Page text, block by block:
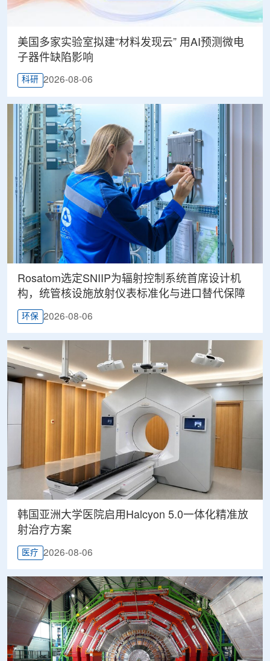
美国多家实验室拟建“材料发现云” 用AI预测微电
子器件缺陷影响
科研 2026-08-06
Rosatom选定SNIIP为辐射控制系统首席设计机
构，统管核设施放射仪表标准化与进口替代保障
环保 2026-08-06
韩国亚洲大学医院启用Halcyon 5.0一体化精准放
射治疗方案
医疗 2026-08-06